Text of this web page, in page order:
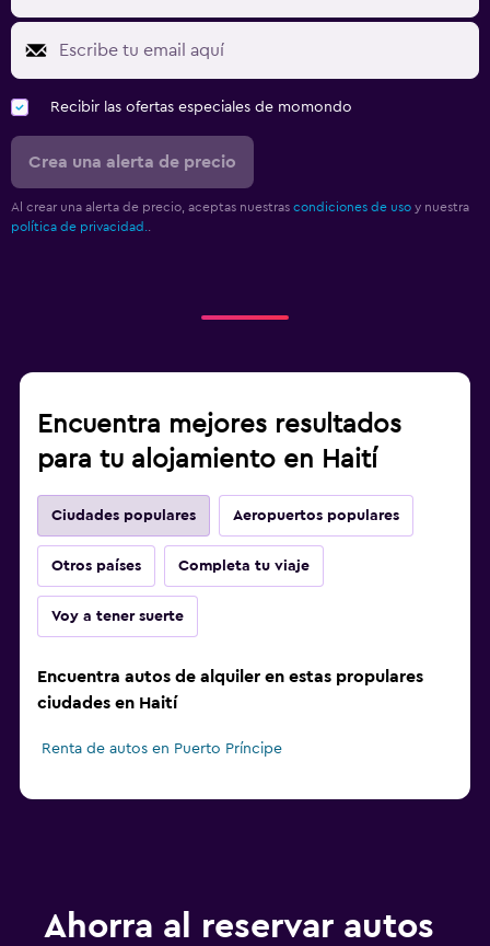
Recibir las ofertas especiales de momondo
Crea una alerta de precio
Al crear una alerta de precio, aceptas nuestras condiciones de uso y nuestra
política de privacidad..
Encuentra mejores resultados
para tu alojamiento en Haití
Ciudades populares Aeropuertos populares
Otros países Completa tu viaje
Voy a tener suerte
Encuentra autos de alquiler en estas propulares
ciudades en Haití
Renta de autos en Puerto Príncipe
Ahorra al reservar autos